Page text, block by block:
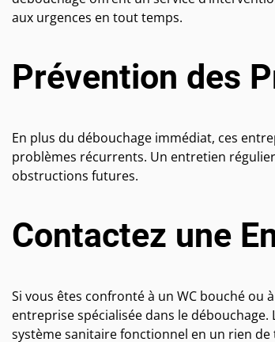
aux urgences en tout temps.
Prévention des
En plus du débouchage immédiat, ces
problèmes récurrents. Un entretien
obstructions futures.
Contactez une
Si vous êtes confronté à un WC bouché ou
entreprise spécialisée dans le
système sanitaire fonctionnel en un rien de